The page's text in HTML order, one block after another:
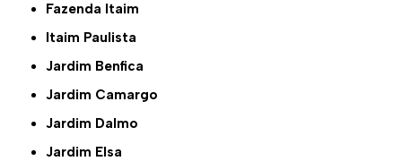
Fazenda Itaim
Itaim Paulista
Jardim Benfica
Jardim Camargo
Jardim Dalmo
Jardim Elsa